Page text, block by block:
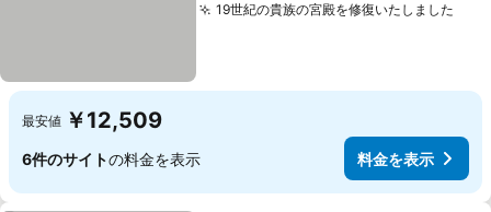
19世紀の貴族の宮殿を修復いたしました
最安値 ￥12,509
6件のサイトの料金を表示 料金を表示